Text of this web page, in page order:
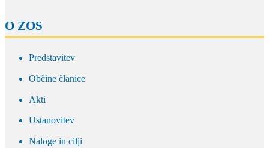
O ZOS
Predstavitev
Občine članice
Akti
Ustanovitev
Naloge in cilji